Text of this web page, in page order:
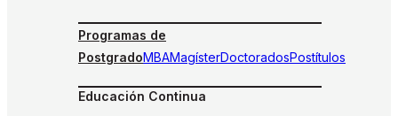
Programas de
PostgradoMBAMagísterDoctoradosPostítulos
Educación Continua